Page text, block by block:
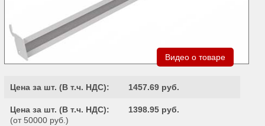
Видео о товаре
Цена за шт. (В т.ч. НДС): 1457.69 руб.
Цена за шт. (В т.ч. НДС):
(от 50000 руб.)
1398.95 руб.